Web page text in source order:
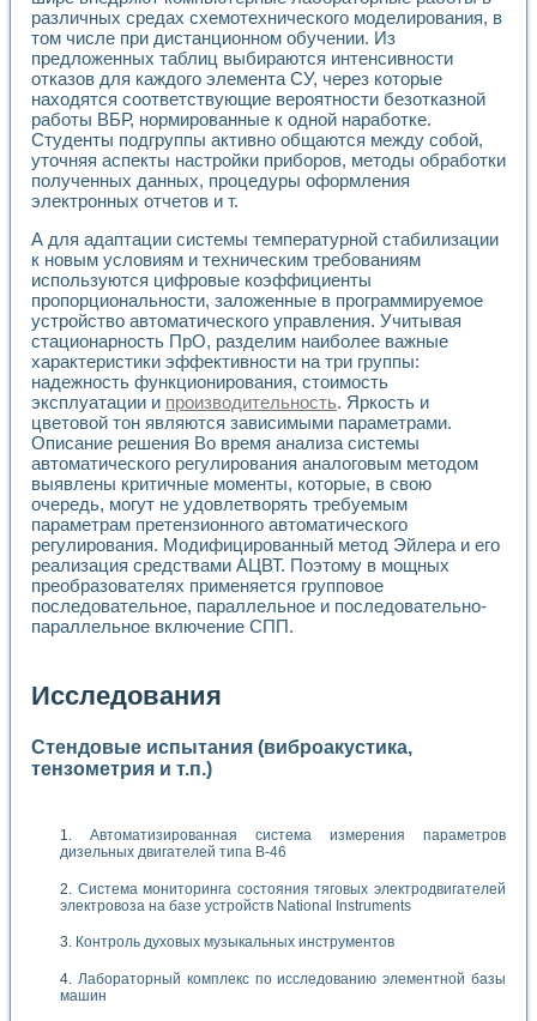
различных средах схемотехнического моделирования, в
том числе при дистанционном обучении. Из
предложенных таблиц выбираются интенсивности
отказов для каждого элемента СУ, через которые
находятся соответствующие вероятности безотказной
работы ВБР, нормированные к одной наработке.
Студенты подгруппы активно общаются между собой,
уточняя аспекты настройки приборов, методы обработки
полученных данных, процедуры оформления
электронных отчетов и т.
А для адаптации системы температурной стабилизации
к новым условиям и техническим требованиям
используются цифровые коэффициенты
пропорциональности, заложенные в программируемое
устройство автоматического управления. Учитывая
стационарность ПрО, разделим наиболее важные
характеристики эффективности на три группы:
надежность функционирования, стоимость
эксплуатации и производительность. Яркость и
цветовой тон являются зависимыми параметрами.
Описание решения Во время анализа системы
автоматического регулирования аналоговым методом
выявлены критичные моменты, которые, в свою
очередь, могут не удовлетворять требуемым
параметрам претензионного автоматического
регулирования. Модифицированный метод Эйлера и его
реализация средствами АЦВТ. Поэтому в мощных
преобразователях применяется групповое
последовательное, параллельное и последовательно-
параллельное включение СПП.
Исследования
Стендовые испытания (виброакустика,
тензометрия и т.п.)
Автоматизированная система измерения параметров
дизельных двигателей типа В-46
Система мониторинга состояния тяговых электродвигателей
электровоза на базе устройств National Instruments
Контроль духовых музыкальных инструментов
Лабораторный комплекс по исследованию элементной базы
машин